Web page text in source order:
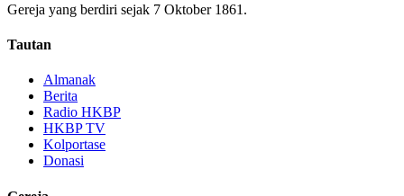
Gereja yang berdiri sejak 7 Oktober 1861.
Tautan
Almanak
Berita
Radio HKBP
HKBP TV
Kolportase
Donasi